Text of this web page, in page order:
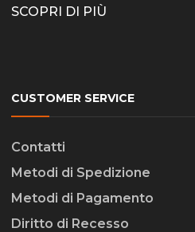
SCOPRI DI PIÙ
CUSTOMER SERVICE
Contatti
Metodi di Spedizione
Metodi di Pagamento
Diritto di Recesso